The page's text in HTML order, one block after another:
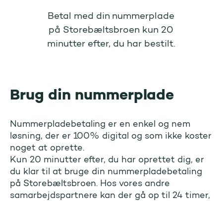
Betal med din nummerplade
på Storebæltsbroen kun 20
minutter efter, du har bestilt.
Brug din nummerplade
Nummerpladebetaling er en enkel og nem
løsning, der er 100% digital og som ikke koster
noget at oprette.
Kun 20 minutter efter, du har oprettet dig, er
du klar til at bruge din nummerpladebetaling
på Storebæltsbroen. Hos vores andre
samarbejdspartnere kan der gå op til 24 timer,